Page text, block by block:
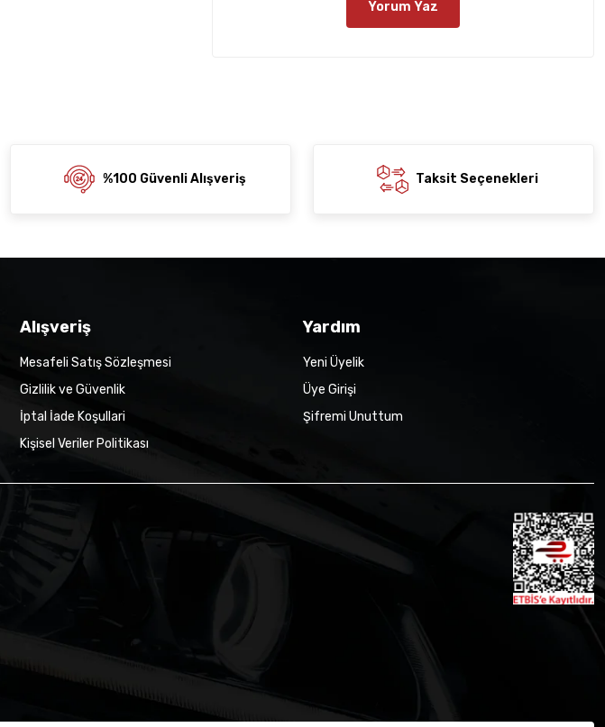
Yorum Yaz
%100 Güvenli Alışveriş Taksit Seçenekleri
Alışveriş
Mesafeli Satış Sözleşmesi
Gizlilik ve Güvenlik
İptal İade Koşullari
Kişisel Veriler Politikası
Yardım
Yeni Üyelik
Üye Girişi
Şifremi Unuttum